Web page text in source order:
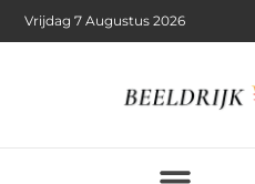
Vrijdag 7 Augustus 2026